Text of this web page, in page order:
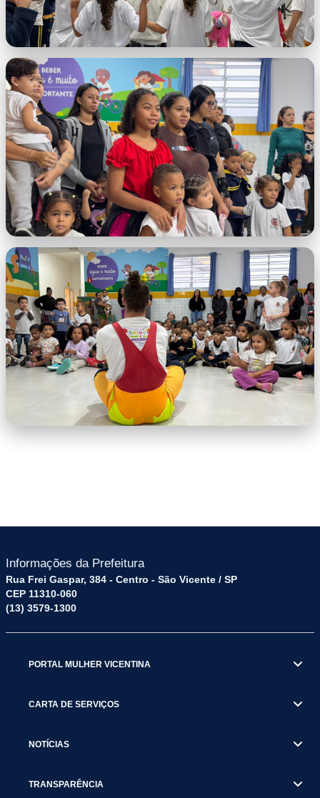
WhatsApp Image 2026-05-28 at 10.05.27
AM (5).jpeg
WhatsApp Image 2026-05-28 at 10.05.27
AM.jpeg
Informações da Prefeitura
Rua Frei Gaspar, 384 - Centro - São Vicente / SP
CEP 11310-060
(13) 3579-1300
PORTAL MULHER VICENTINA
CARTA DE SERVIÇOS
NOTÍCIAS
TRANSPARÊNCIA